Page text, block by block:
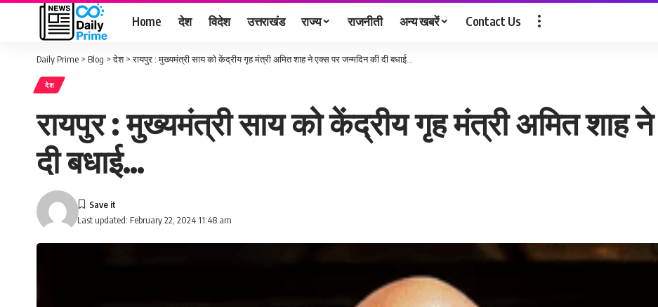
Home देश विदेश उत्तराखंड राज्य राजनीती अन्य खबरें Contact Us
Daily Prime > Blog >देश>रायपुर : मुख्यमंत्री साय को केंद्रीय गृह मंत्री अमित शाह ने एक्स पर जन्मदिन की दी बधाई…
देश
रायपुर : मुख्यमंत्री साय को केंद्रीय गृह मंत्री अमित शाह
दी बधाई…
Last updated: February 22, 2024 11:48 am